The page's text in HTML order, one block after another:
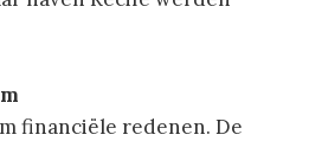
financiële redenen. De